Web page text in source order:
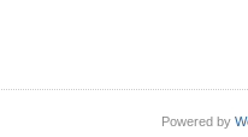
Powered by